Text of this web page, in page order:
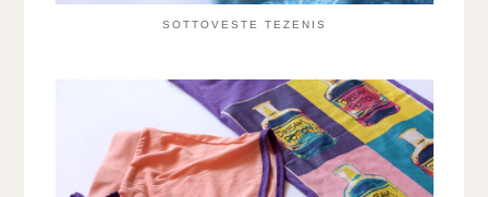
SOTTOVESTE TEZENIS